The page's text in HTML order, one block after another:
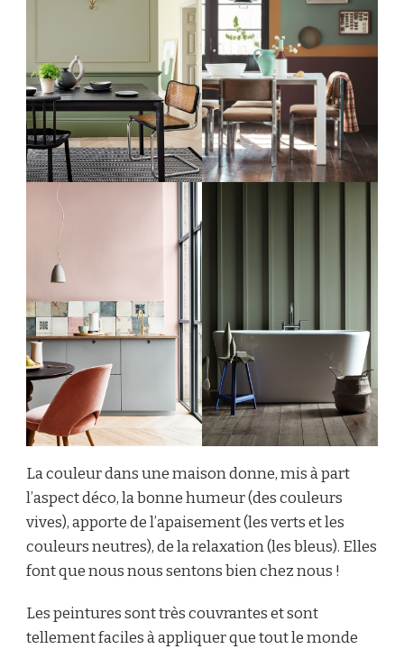
La couleur dans une maison donne, mis à part
l’aspect déco, la bonne humeur (des couleurs
vives), apporte de l’apaisement (les verts et les
couleurs neutres), de la relaxation (les bleus). Elles
font que nous nous sentons bien chez nous !
Les peintures sont très couvrantes et sont
tellement faciles à appliquer que tout le monde